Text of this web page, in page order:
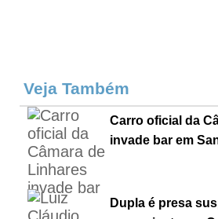
Veja Também
Carro oficial da
invade bar em
Dupla é presa